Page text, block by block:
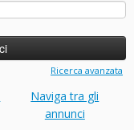
Ricerca avanzata
Naviga tra gli
annunci